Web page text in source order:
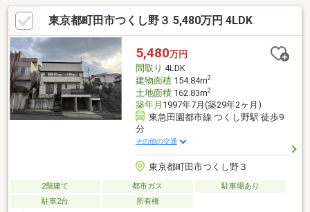
住宅です。お客様一人一人に合わせたライフプランのご提案をさ
せていただきます。資金計画、住宅ローン等についてもお気軽に
ご相談ください。お問い合わせ、お待ちしております。
東京都町田市つくし野３ 5,480万円 4LDK
5,480万円
間取り 4LDK
建物面積154.84m2
土地面積162.83m2
築年月 1997年7月(築29年2ヶ月)
東急田園都市線 つくし野駅 徒歩9
分
その他の交通
東京都町田市つくし野３
2階建て 都市ガス
駐車場あり
駐車2台
所有権